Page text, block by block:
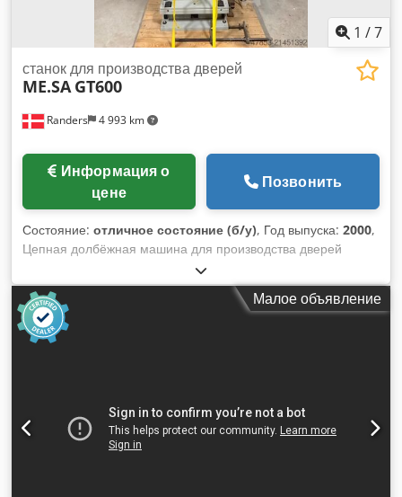
1 /7
Randers 4 993 km
станок для производства дверей
ME.SA GT600
цене
Позвонить
Состояние: отличное состояние (б/у), Год выпуска: 2000,
Цепная долбёжная машина для производства дверей
Максимальная длина паза: 300 мм Максимальная глубина
паза: 170 мм Dwedpfsyryyajx Am Dea Поперечный ход
головы: 100 мм Наклон головы Двигатель цепи: 5,5 л.с. 2
горизонтальных сверла, Ø: 38 мм, межосевое расстояние:
75 мм 2 вертикальных сверла, межосевое расстояние: 85
Малое объявление